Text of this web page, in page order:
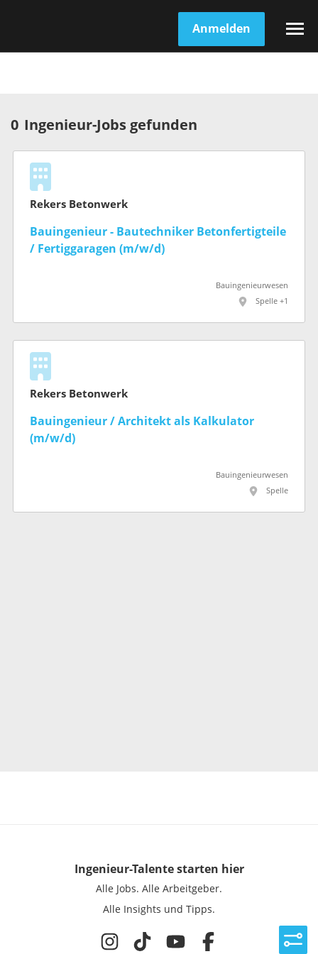
Anmelden
0 Ingenieur-Jobs gefunden
Rekers Betonwerk
Bauingenieur - Bautechniker Betonfertigteile
/ Fertiggaragen (m/w/d)
Bauingenieurwesen
Spelle +1
Rekers Betonwerk
Bauingenieur / Architekt als Kalkulator
(m/w/d)
Bauingenieurwesen
Spelle
Ingenieur-Talentestarten hier
Alle Jobs. Alle Arbeitgeber.
Alle Insights und Tipps.